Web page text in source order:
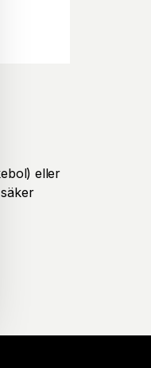
eller